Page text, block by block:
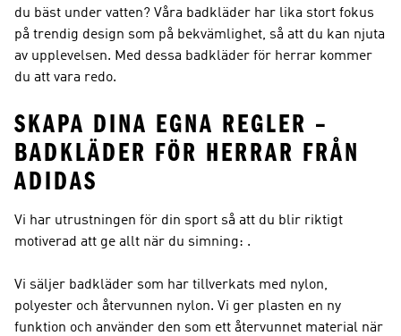
du bäst under vatten? Våra badkläder har lika stort fokus
på trendig design som på bekvämlighet, så att du kan njuta
av upplevelsen. Med dessa badkläder för herrar kommer
du att vara redo.
SKAPA DINA EGNA REGLER –
BADKLÄDER FÖR HERRAR FRÅN
ADIDAS
Vi har utrustningen för din sport så att du blir riktigt
motiverad att ge allt när du simning: .
Vi säljer badkläder som har tillverkats med nylon,
polyester och återvunnen nylon. Vi ger plasten en ny
funktion och använder den som ett återvunnet material när